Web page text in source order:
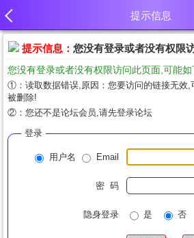
提示信息
提示信息： 您没有登录或者没有权限
您没有登录或者没有权限访问此页面,可能
①：读取数据错误,原因：您要访问的链接无效,
被删除!
②：您还不是论坛会员,请先登录论坛
登录
用户名 Email
密 码
隐身登录 是 否